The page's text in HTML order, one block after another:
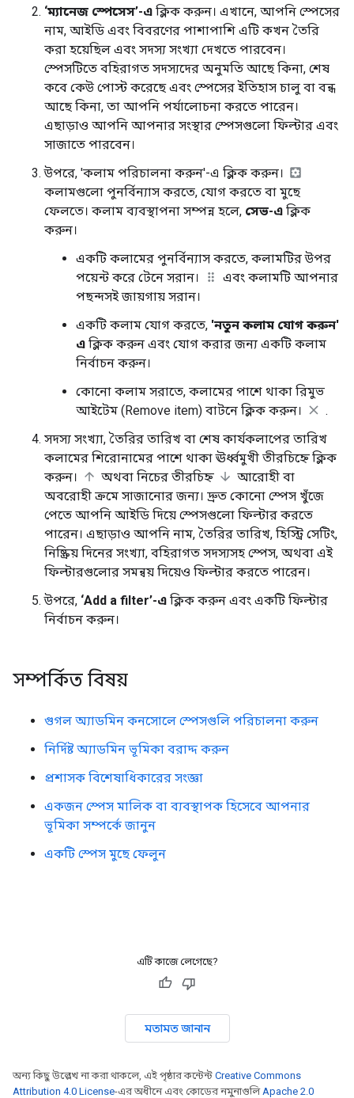
‘ম্যানেজ স্পেসেস’-এ ক্লিক করুন। এখানে, আপনি স্পেসের
নাম, আইডি এবং বিবরণের পাশাপাশি এটি কখন তৈরি
করা হয়েছিল এবং সদস্য সংখ্যা দেখতে পারবেন।
স্পেসটিতে বহিরাগত সদস্যদের অনুমতি আছে কিনা, শেষ
কবে কেউ পোস্ট করেছে এবং স্পেসের ইতিহাস চালু বা বন্ধ
আছে কিনা, তা আপনি পর্যালোচনা করতে পারেন।
এছাড়াও আপনি আপনার সংস্থার স্পেসগুলো ফিল্টার এবং
সাজাতে পারবেন।
উপরে, 'কলাম পরিচালনা করুন'-এ ক্লিক করুন।
কলামগুলো পুনর্বিন্যাস করতে, যোগ করতে বা মুছে
ফেলতে। কলাম ব্যবস্থাপনা সম্পন্ন হলে, সেভ-এ ক্লিক
করুন।
একটি কলামের পুনর্বিন্যাস করতে, কলামটির উপর
পয়েন্ট করে টেনে সরান।
এবং কলামটি আপনার
পছন্দসই জায়গায় সরান।
একটি কলাম যোগ করতে, 'নতুন কলাম যোগ করুন'
এ ক্লিক করুন এবং যোগ করার জন্য একটি কলাম
নির্বাচন করুন।
কোনো কলাম সরাতে, কলামের পাশে থাকা রিমুভ
আইটেম (Remove item) বাটনে ক্লিক করুন।
.
সদস্য সংখ্যা, তৈরির তারিখ বা শেষ কার্যকলাপের তারিখ
কলামের শিরোনামের পাশে থাকা ঊর্ধ্বমুখী তীরচিহ্নে ক্লিক
করুন।
অথবা নিচের তীরচিহ্ন
আরোহী বা
অবরোহী ক্রমে সাজানোর জন্য। দ্রুত কোনো স্পেস খুঁজে
পেতে আপনি আইডি দিয়ে স্পেসগুলো ফিল্টার করতে
পারেন। এছাড়াও আপনি নাম, তৈরির তারিখ, হিস্ট্রি সেটিং,
নিষ্ক্রিয় দিনের সংখ্যা, বহিরাগত সদস্যসহ স্পেস, অথবা এই
ফিল্টারগুলোর সমন্বয় দিয়েও ফিল্টার করতে পারেন।
উপরে, ‘Add a filter’-এ ক্লিক করুন এবং একটি ফিল্টার
নির্বাচন করুন।
সম্পর্কিত বিষয়
গুগল অ্যাডমিন কনসোলে স্পেসগুলি পরিচালনা করুন
নির্দিষ্ট অ্যাডমিন ভূমিকা বরাদ্দ করুন
প্রশাসক বিশেষাধিকারের সংজ্ঞা
একজন স্পেস মালিক বা ব্যবস্থাপক হিসেবে আপনার
ভূমিকা সম্পর্কে জানুন
একটি স্পেস মুছে ফেলুন
এটি কাজে লেগেছে?
মতামত জানান
অন্য কিছু উল্লেখ না করা থাকলে, এই পৃষ্ঠার কন্টেন্ট Creative Commons
Attribution 4.0 License-এর অধীনে এবং কোডের নমুনাগুলিApache 2.0